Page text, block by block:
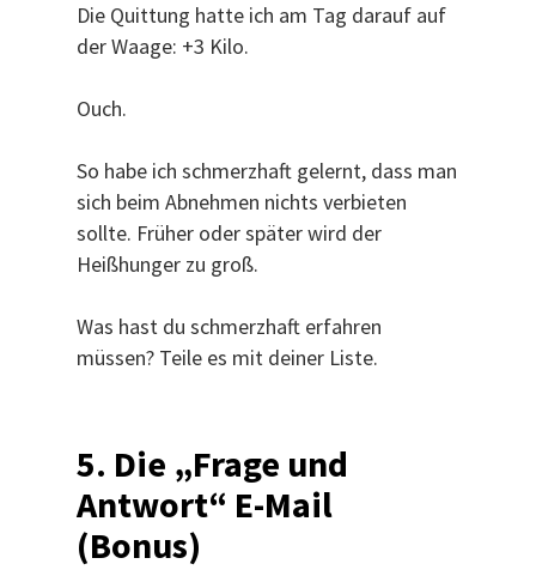
Die Quittung hatte ich am Tag darauf auf
der Waage: +3 Kilo.
Ouch.
So habe ich schmerzhaft gelernt, dass man
sich beim Abnehmen nichts verbieten
sollte. Früher oder später wird der
Heißhunger zu groß.
Was hast du schmerzhaft erfahren
müssen? Teile es mit deiner Liste.
5. Die „Frage und
Antwort“ E-Mail
(Bonus)